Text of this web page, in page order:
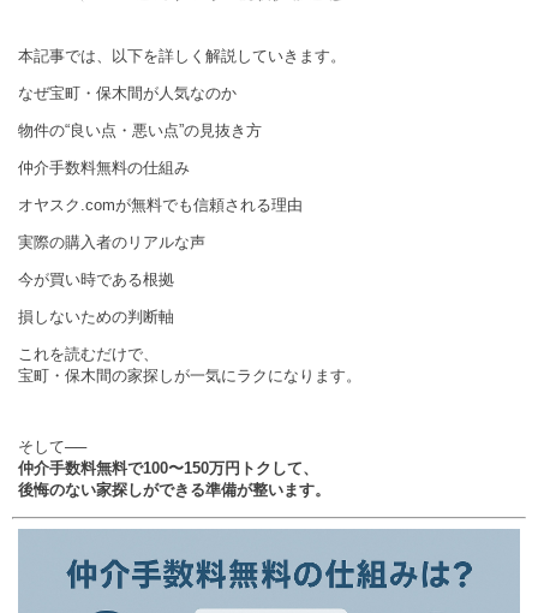
本記事では、以下を詳しく解説していきます。
なぜ宝町・保木間が人気なのか
物件の“良い点・悪い点”の見抜き方
仲介手数料無料の仕組み
オヤスク.comが無料でも信頼される理由
実際の購入者のリアルな声
今が買い時である根拠
損しないための判断軸
これを読むだけで、
宝町・保木間の家探しが一気にラクになります。
そして──
仲介手数料無料で100〜150万円トクして、
後悔のない家探しができる準備が整います。